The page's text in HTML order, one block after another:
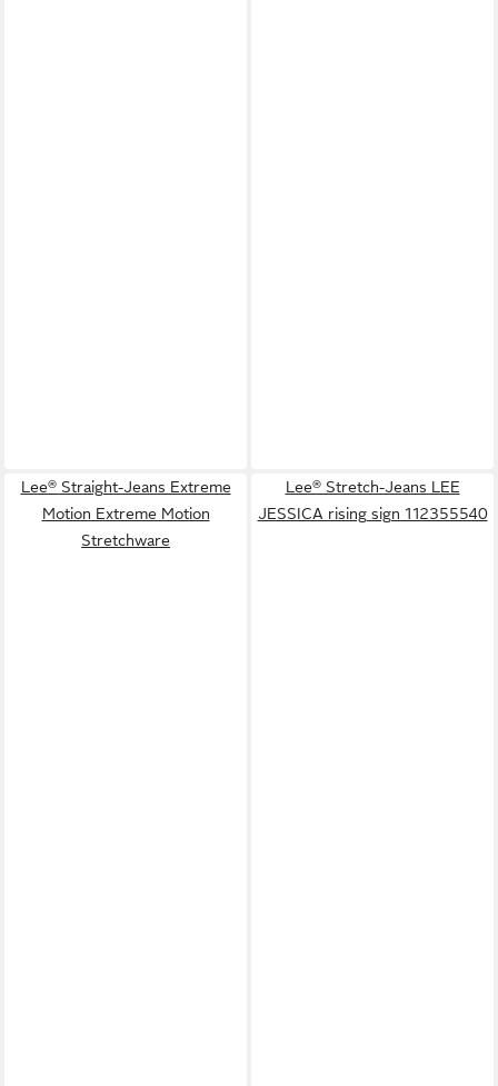
Lee® Straight-Jeans Extreme
Motion Extreme Motion
Stretchware
Lee® Stretch-Jeans LEE
JESSICA rising sign 112355540